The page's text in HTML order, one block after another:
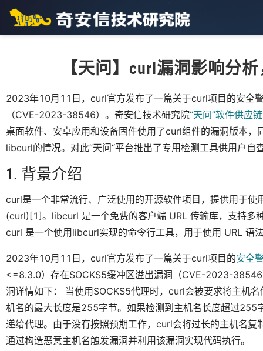
【天问】curl漏洞影响分
2023年10月11日，curl官方发布了一篇关于curl项目的安全
（CVE-2023-38546）。奇安信技术研究院“天问”软件供应
桌面软件、安卓应用和设备固件使用了curl组件的漏洞版本
libcurl的情况。对此”天问“平台推出了专用检测工具供用户自
1. 背景介绍
curl是一个非常流行、广泛使用的开源软件项目，提供用于
(curl)[1]。libcurl 是一个免费的客户端 URL 传输库，支持多
curl 是一个使用libcurl实现的命令行工具，用于使用 URL 语
2023年10月11日，curl官方发布了一篇关于curl项目的安全
<=8.3.0）存在SOCKS5缓冲区溢出漏洞（CVE-2023-
洞详情如下： 当使用SOCKS5代理时，curl会被要求将主机
机名的最大长度是255字节。如果检测到主机名长度超过
递给代理。由于没有按照预期工作，curl会将过长的主机名
通过构造恶意主机名触发漏洞并利用该漏洞实现代码执行。